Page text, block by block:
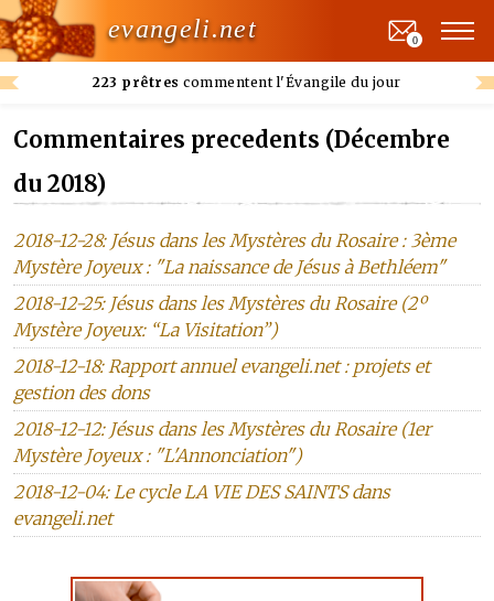
evangeli.net
223 prêtres commentent l'Évangile du jour
0
Commentaires precedents (Décembre
du 2018)
2018-12-28: Jésus dans les Mystères du Rosaire : 3ème
Mystère Joyeux : "La naissance de Jésus à Bethléem"
2018-12-25: Jésus dans les Mystères du Rosaire (2º
Mystère Joyeux: “La Visitation”)
2018-12-18: Rapport annuel evangeli.net : projets et
gestion des dons
2018-12-12: Jésus dans les Mystères du Rosaire (1er
Mystère Joyeux : "L'Annonciation")
2018-12-04: Le cycle LA VIE DES SAINTS dans
evangeli.net